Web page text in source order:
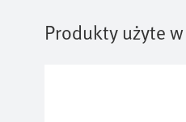
Produkty użyte